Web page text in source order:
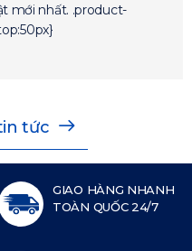
.product-
tức
GIAO HÀNG NHANH
TOÀN QUỐC 24/7